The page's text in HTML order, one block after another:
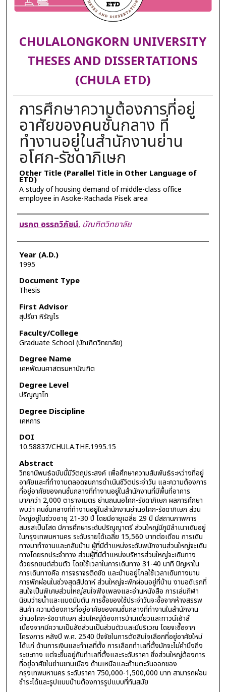
CHULALONGKORN UNIVERSITY
THESES AND DISSERTATIONS
(CHULA ETD)
การศึกษาความต้องการที่อยู่
อาศัยของคนชั้นกลาง ที่
ทำงานอยู่ในสำนักงานย่าน
อโศก-รัชดาภิเษก
Other Title (Parallel Title in Other Language of
ETD)
A study of housing demand of middle-class office
employee in Asoke-Rachada Pisek area
Author
มรกต อรรถวิภัชน์, บัณฑิตวิทยาลัย
Year (A.D.)
1995
Document Type
Thesis
First Advisor
สุปรีชา หิรัญไร
Faculty/College
Graduate School (บัณฑิตวิทยาลัย)
Degree Name
เคหพัฒนศาสตรมหาบัณฑิต
Degree Level
ปริญญาโท
Degree Discipline
เคหการ
DOI
10.58837/CHULA.THE.1995.15
Abstract
วิทยานิพนธ์ฉบับนี้มีวัตถุประสงค์ เพื่อศึกษาความสัมพันธ์ระหว่างที่อยู่
อาศัยและที่ทำงานตลอดจนการดำเนินชีวิตประจำวัน และความต้องการ
ที่อยู่อาศัยของคนชั้นกลางที่ทำงานอยู่ในสำนักงานที่มีพื้นที่อาคาร
มากกว่า 2,000 ตารางเมตร ย่านถนนอโศก-รัชดาภิเษก ผลการศึกษา
พบว่า คนชั้นกลางที่ทำงานอยู่ในสำนักงานย่านอโศก-รัชดาภิเษก ส่วน
ใหญ่อยู่ในช่วงอายุ 21-30 ปี โดยมีอายุเฉลี่ย 29 ปี มีสถานภาพการ
สมรสเป็นโสด มีการศึกษาระดับปริญญาตรี ส่วนใหญ่มีภูมิลำเนาเดิมอยู่
ในกรุงเทพมหานคร ระดับรายได้เฉลี่ย 15,560 บาทต่อเดือน การเดิน
ทางมาทำงานและกลับบ้าน ผู้ที่มีตำแหน่งระดับพนักงานส่วนใหญ่จะเดิน
ทางโดยรถประจำทาง ส่วนผู้ที่มีตำแหน่งบริหารส่วนใหญ่จะเดินทาง
ด้วยรถยนต์ส่วนตัว โดยใช้เวลาในการเดินทาง 31-40 นาที ปัญหาใน
การเดินทางคือ การจราจรติดขัด และบ้านอยู่ไกลใช้เวลาเดินทางนาน
การพักผ่อนในช่วงสุดสัปดาห์ ส่วนใหญ่จะพักผ่อนอยู่ที่บ้าน งานอดิเรกที่
สนใจเป็นพิเศษส่วนใหญ่สนใจฟังเพลงและอ่านหนังสือ การเล่นกีฬา
นิยมว่ายน้ำและแบดมินตัน การซื้อของใช้ประจำวันจะซื้อจากห้างสรรพ
สินค้า ความต้องการที่อยู่อาศัยของคนชั้นกลางที่ทำงานในสำนักงาน
ย่านอโศก-รัชดาภิเษก ส่วนใหญ่ต้องการบ้านเดี่ยวและทาวน์เฮ้าส์
เนื่องจากมีความเป็นสัดส่วนเป็นส่วนตัวและมีบริเวณ โดยจะซื้อจาก
โครงการ หลังปี พ.ศ. 2540 ปัจจัยในการตัดสินใจเลือกที่อยู่อาศัยใหม่
ได้แก่ ด้านการเงินและทำเลที่ตั้ง การเลือกทำเลที่ตั้งมักจะไม่คำนึงถึง
ระยะทาง แต่จะขึ้นอยู่กับทำเลที่ตั้งและระดับราคา ซึ่งส่วนใหญ่ต้องการ
ที่อยู่อาศัยในย่านชานเมือง ด้านเหนือและด้านตะวันออกของ
กรุงเทพมหานคร ระดับราคา 750,000-1,500,000 บาท สามารถผ่อน
ชำระได้และรูปแบบบ้านต้องการรูปแบบที่ทันสมัย